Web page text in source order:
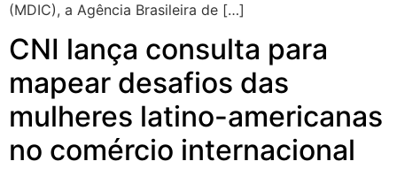
(MDIC), a Agência Brasileira de […]
CNI lança consulta para
mapear desafios das
mulheres latino-americanas
no comércio internacional